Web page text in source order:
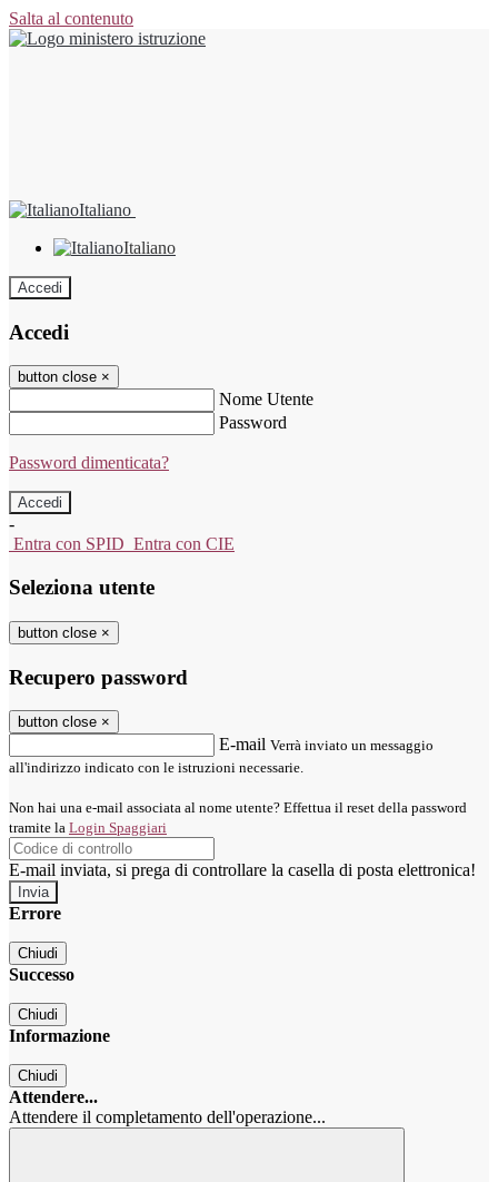
Salta al contenuto
Italiano
Italiano
Accedi
Accedi
button close ×
Nome Utente
Password
Password dimenticata?
-
Entra con SPID Entra con CIE
Seleziona utente
button close ×
Recupero password
button close ×
E-mail Verrà inviato un messaggio
all'indirizzo indicato con le istruzioni necessarie.
Non hai una e-mail associata al nome utente? Effettua il reset della password
tramite la Login Spaggiari
E-mail inviata, si prega di controllare la casella di posta elettronica!
Errore
Chiudi
Successo
Chiudi
Informazione
Chiudi
Attendere...
Attendere il completamento dell'operazione...